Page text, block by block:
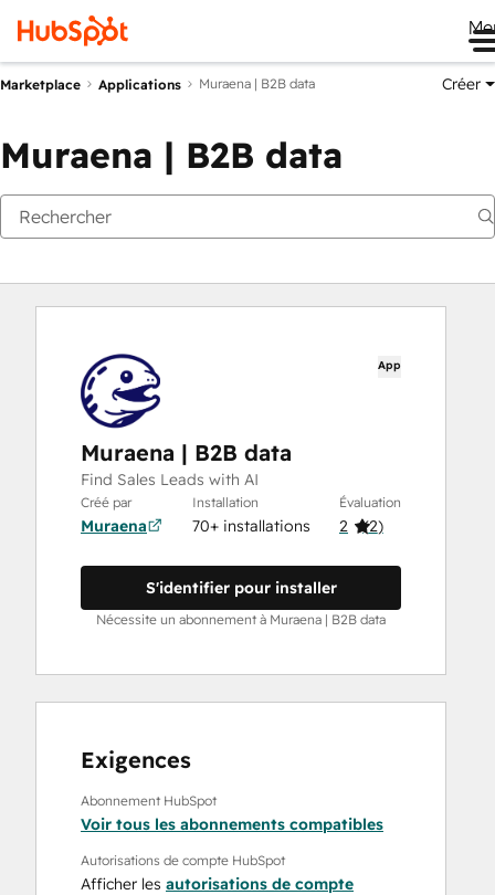
Marketplace Applications Muraena | B2B data Créer
Muraena | B2B data
App
Muraena | B2B data
Find Sales Leads with AI
Créé par
Muraena
Installation
70+ installations
Évaluation
2 (2)
S'identifier pour installer
Nécessite un abonnement à Muraena | B2B data
Exigences
Abonnement HubSpot
Voir tous les abonnements compatibles
Autorisations de compte HubSpot
Afficher les autorisations de compte